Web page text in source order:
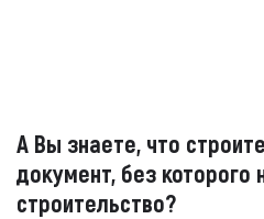
А Вы знаете, что
документ, без которого
строительство?